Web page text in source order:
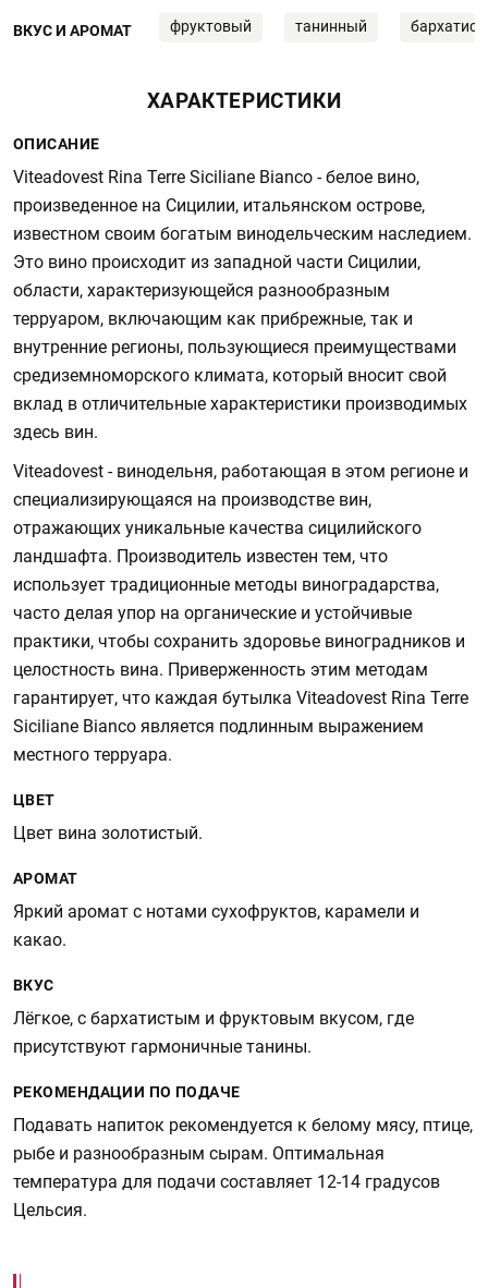
ВКУС И АРОМАТ фруктовый танинный
ХАРАКТЕРИСТИКИ
ОПИСАНИЕ
Viteadovest Rina Terre Siciliane Bianco - белое вино,
произведенное на Сицилии, итальянском острове,
известном своим богатым винодельческим наследием.
Это вино происходит из западной части Сицилии,
области, характеризующейся разнообразным
терруаром, включающим как прибрежные, так и
внутренние регионы, пользующиеся преимуществами
средиземноморского климата, который вносит свой
вклад в отличительные характеристики производимых
здесь вин.
Viteadovest - винодельня, работающая в этом регионе и
специализирующаяся на производстве вин,
отражающих уникальные качества сицилийского
ландшафта. Производитель известен тем, что
использует традиционные методы виноградарства,
часто делая упор на органические и устойчивые
практики, чтобы сохранить здоровье виноградников и
целостность вина. Приверженность этим методам
гарантирует, что каждая бутылка Viteadovest Rina Terre
Siciliane Bianco является подлинным выражением
местного терруара.
ЦВЕТ
Цвет вина золотистый.
АРОМАТ
Яркий аромат с нотами сухофруктов, карамели и
какао.
ВКУС
Лёгкое, с бархатистым и фруктовым вкусом, где
присутствуют гармоничные танины.
РЕКОМЕНДАЦИИ ПО ПОДАЧЕ
Подавать напиток рекомендуется к белому мясу, птице,
рыбе и разнообразным сырам. Оптимальная
температура для подачи составляет 12-14 градусов
Цельсия.